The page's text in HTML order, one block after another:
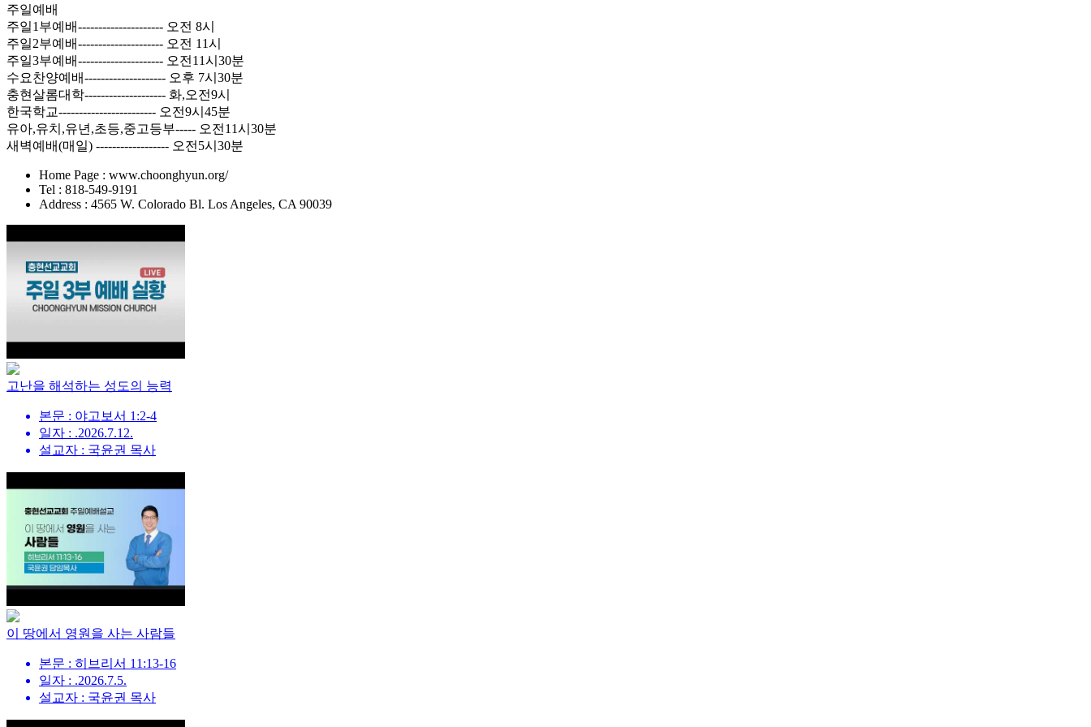
주일예배
주일1부예배--------------------- 오전 8시
주일2부예배--------------------- 오전 11시
주일3부예배--------------------- 오전11시30분
수요찬양예배-------------------- 오후 7시30분
충현살롬대학-------------------- 화,오전9시
한국학교------------------------ 오전9시45분
유아,유치,유년,초등,중고등부----- 오전11시30분
새벽예배(매일) ------------------ 오전5시30분
Home Page : www.choonghyun.org/
Tel : 818-549-9191
Address : 4565 W. Colorado Bl. Los Angeles, CA 90039
고난을 해석하는 성도의 능력
본문 : 야고보서 1:2-4
일자 : .2026.7.12.
설교자 : 국윤권 목사
이 땅에서 영원을 사는 사람들
본문 : 히브리서 11:13-16
일자 : .2026.7.5.
설교자 : 국윤권 목사